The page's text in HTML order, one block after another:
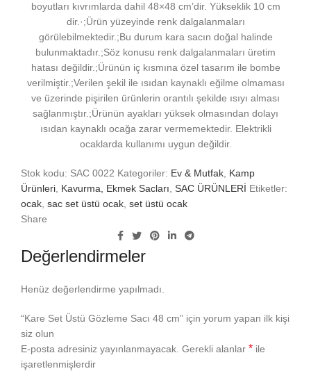
boyutları kıvrımlarda dahil 48×48 cm’dir. Yükseklik 10 cm
dir.·;Ürün yüzeyinde renk dalgalanmaları
görülebilmektedir.;Bu durum kara sacın doğal halinde
bulunmaktadır.;Söz konusu renk dalgalanmaları üretim
hatası değildir.;Ürünün iç kısmına özel tasarım ile bombe
verilmiştir.;Verilen şekil ile ısıdan kaynaklı eğilme olmaması
ve üzerinde pişirilen ürünlerin orantılı şekilde ısıyı alması
sağlanmıştır.;Ürünün ayakları yüksek olmasından dolayı
ısıdan kaynaklı ocağa zarar vermemektedir. Elektrikli
ocaklarda kullanımı uygun değildir.
Stok kodu: SAC 0022 Kategoriler: Ev & Mutfak Kamp
Ürünleri Kavurma, Ekmek Sacları SAC ÜRÜNLERİ Etiketler:
ocak sac set üstü ocak set üstü ocak
Share
Değerlendirmeler
Henüz değerlendirme yapılmadı.
“Kare Set Üstü Gözleme Sacı 48 cm” için yorum yapan ilk kişi
siz olun
E-posta adresiniz yayınlanmayacak. Gerekli alanlar * ile
işaretlenmişlerdir